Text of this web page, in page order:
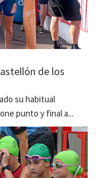
de los
su habitual
punto y final a...